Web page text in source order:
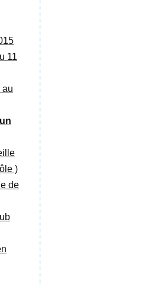
11
au
)
de